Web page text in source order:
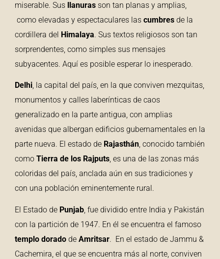
miserable. Sus
llanuras son tan planas y amplias,
como elevadas y espectaculares las cumbres de la
cordillera del Himalaya. Sus textos religiosos son tan
sorprendentes, como simples sus mensajes
subyacentes. Aquí es posible esperar lo inesperado.
Delhi, la capital del país, en la que conviven mezquitas,
monumentos y calles laberínticas de caos
generalizado en la parte antigua, con amplias
avenidas que albergan edificios gubernamentales en la
parte nueva. El estado de Rajasthán, conocido también
como Tierra de los Rajputs, es una de las zonas más
coloridas del país, anclada aún en sus tradiciones y
con una población eminentemente rural.
El Estado de Punjab , fue dividido entre India y Pakistán
con la partición de 1947. En él se encuentra el famoso
templo dorado de Amritsar. En el estado de Jammu &
Cachemira, el que se encuentra más al norte, conviven